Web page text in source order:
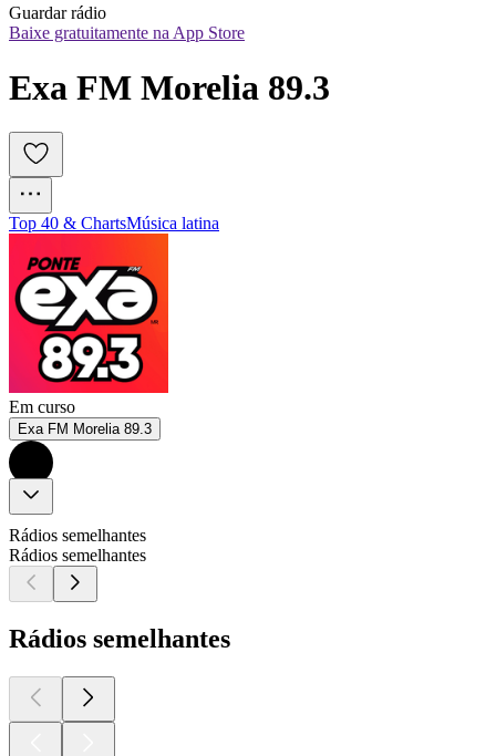
Guardar rádio
Baixe gratuitamente na App Store
Exa FM Morelia 89.3
Top 40 & ChartsMúsica latina
Em curso
Exa FM Morelia 89.3
Rádios semelhantes
Rádios semelhantes
Rádios semelhantes